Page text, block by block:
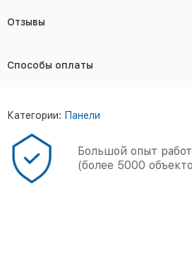
Отзывы
Способы оплаты
Категории: Панели
Большой опыт
(более 5000